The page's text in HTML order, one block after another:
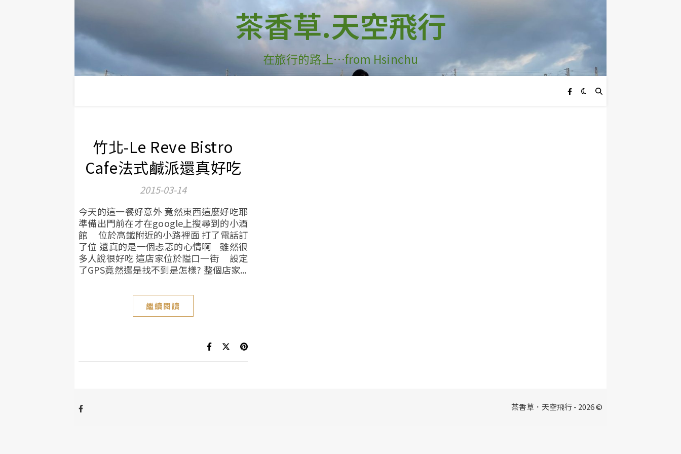
茶香草.天空飛行
在旅行的路上…from Hsinchu
竹北-Le Reve Bistro
Cafe法式鹹派還真好吃
2015-03-14
今天的這一餐好意外 竟然東西這麼好吃耶
準備出門前在才在google上搜尋到的小酒
館 位於高鐵附近的小路裡面 打了電話訂
了位 還真的是一個忐忑的心情啊 雖然很
多人說很好吃 這店家位於隘口一街 設定
了GPS竟然還是找不到是怎樣? 整個店家...
繼續閱讀
茶香草．天空飛行 - 2026 ©